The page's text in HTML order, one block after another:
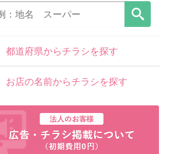
都道府県からチラシを探す
お店の名前からチラシを探す